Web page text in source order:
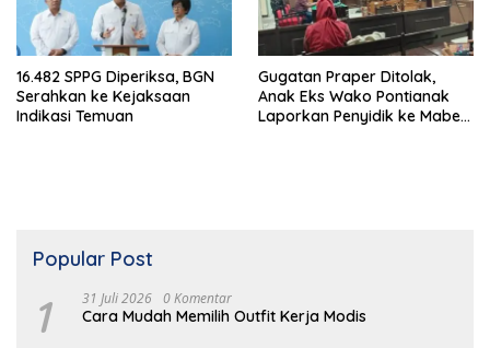
16.482 SPPG Diperiksa, BGN
Serahkan ke Kejaksaan
Indikasi Temuan
Gugatan Praper Ditolak,
Anak Eks Wako Pontianak
Laporkan Penyidik ke Mabes
Popular Post
1 31 Juli 2026 0 Komentar
Cara Mudah Memilih Outfit Kerja Modis